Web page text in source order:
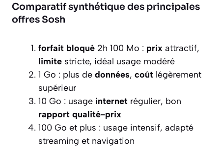
Comparatif synthétique des principales
offres Sosh
forfait bloqué 2h 100 Mo : prix attractif,
limite stricte, idéal usage modéré
1 Go : plus de données, coût légèrement
supérieur
10 Go : usage internet régulier, bon
rapport qualité-prix
100 Go et plus : usage intensif, adapté
streaming et navigation